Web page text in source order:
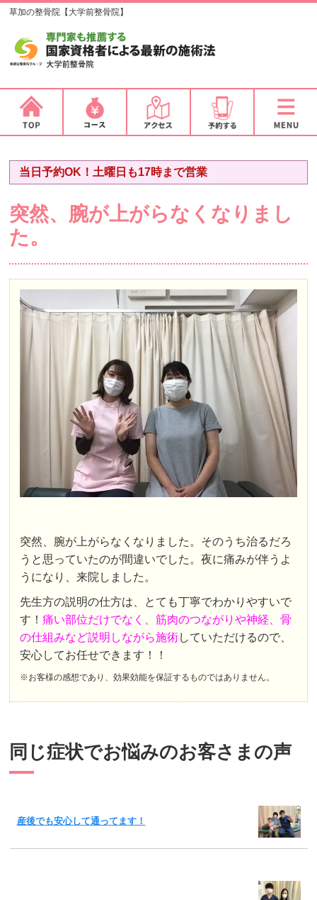
草加の整骨院【大学前整骨院】
当日予約OK！土曜日も17時まで営業
突然、腕が上がらなくなりまし
た。
突然、腕が上がらなくなりました。そのうち治るだろ
うと思っていたのが間違いでした。夜に痛みが伴うよ
うになり、来院しました。
先生方の説明の仕方は、とても丁寧でわかりやすいで
す！痛い部位だけでなく、筋肉のつながりや神経、骨
の仕組みなど説明しながら施術していただけるので、
安心してお任せできます！！
※お客様の感想であり、効果効能を保証するものではありません。
同じ症状でお悩みのお客さまの声
産後でも安心して通ってます！